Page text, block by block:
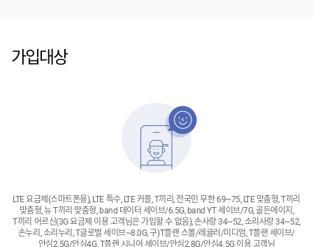
가입대상
LTE 요금제(스마트폰용), LTE 특수, LTE 커플, T끼리, 전국민 무한 69~75, LTE 맞춤형, T끼리
맞춤형, 뉴 T끼리 맞춤형, band 데이터 세이브/6.5G, band YT 세이브/7G, 골든에이지,
T끼리 어르신(3G 요금제 이용 고객님은 가입할 수 없음), 손사랑 34~52, 소리사랑 34~52,
손누리, 소리누리, T글로벌 세이브~8.0G, 구)T플랜 스몰/레귤러/미디엄, T플랜 세이브/
안심2.5G/안심4G, T플랜 시니어 세이브/안심2.8G/안심4.5G 이용 고객님